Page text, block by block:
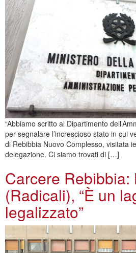
“Abbiamo scritto al Dipartimento
per segnalare l’increscioso stato in cui
di Rebibbia Nuovo Complesso, visitata
delegazione. Ci siamo trovati di […]
Carcere Rebibbia:
(Radicali), “È un
legalizzato”